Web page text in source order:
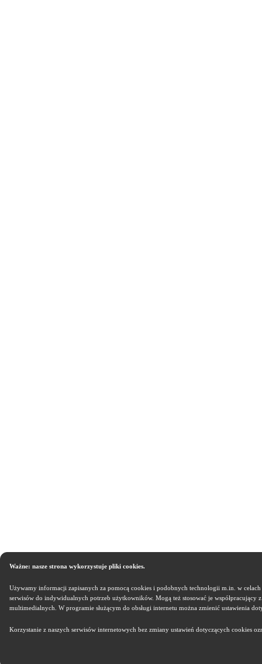
Ważne: nasze strona wykorzystuje pliki cookies.
Używamy informacji zapisanych za pomocą cookies i podobnych technologii m.in. w
serwisów do indywidualnych potrzeb użytkowników. Mogą też stosować je
multimedialnych. W programie służącym do obsługi internetu można zmienić ustawienia
Korzystanie z naszych serwisów internetowych bez zmiany ustawień dotyczących cookies